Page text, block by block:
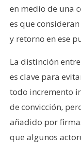
en medio de una
es que
y retorno en ese
La distinción
es clave para
todo incremento
de convicción,
añadido por
que algunos